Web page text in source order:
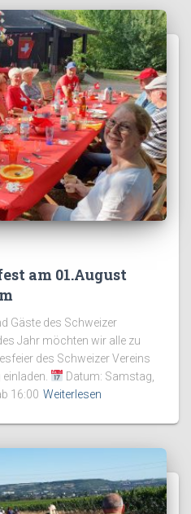
am 01.August
Gäste des Schweizer
Jahr möchten wir alle zu
des Schweizer Vereins
Datum: Samstag,
16:00 Weiterlesen